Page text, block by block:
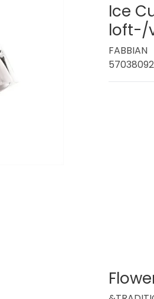
Ice
loft-/
FABBIAN